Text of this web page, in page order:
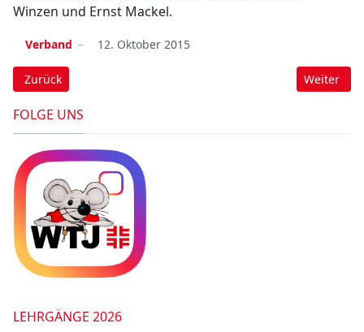
Winzen und Ernst Mackel.
Verband 12. Oktober 2015
Vorheriger Beitrag: Hauptausschuss der WTJ
Zurück Nächster
Weiter
FOLGE UNS
LEHRGÄNGE 2026